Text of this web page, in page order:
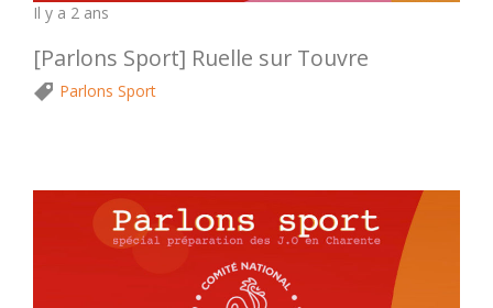
Il y a 2 ans
[Parlons Sport] Ruelle sur Touvre
Parlons Sport